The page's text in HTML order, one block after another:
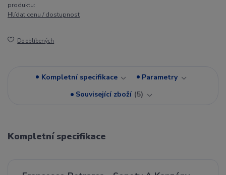
produktu:
Hlídat cenu / dostupnost
Do oblíbených
Kompletní specifikace
Parametry
Související zboží 5
Kompletní specifikace